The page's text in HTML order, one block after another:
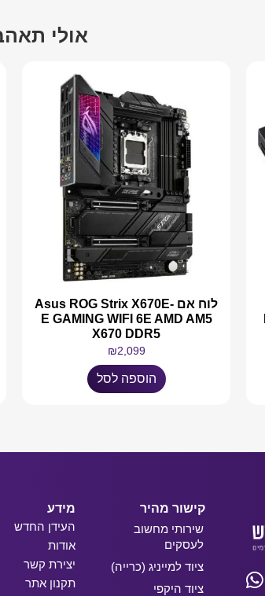
אולי
לוח אם Asus ROG Strix X670E-
E GAMING WIFI 6E AMD AM5
X670 DDR5
₪2,099
הוספה לסל
קישור מהיר
שירותי מחשוב
לעסקים
ציוד למייניג (כרייה)
ציוד היקפי
מידע
העידן החדש
אודות
יצירת קשר
תקנון אתר